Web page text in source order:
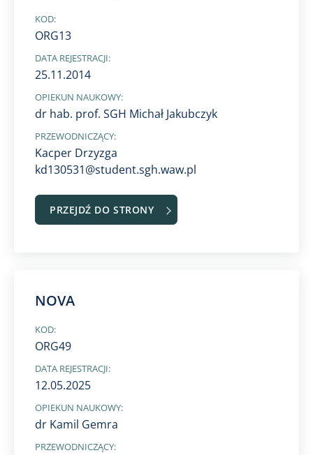
KOD:
ORG13
DATA REJESTRACJI:
25.11.2014
OPIEKUN NAUKOWY:
dr hab. prof. SGH Michał Jakubczyk
PRZEWODNICZĄCY:
Kacper Drzyzga
kd130531@student.sgh.waw.pl
PRZEJDŹ DO STRONY
NOVA
KOD:
ORG49
DATA REJESTRACJI:
12.05.2025
OPIEKUN NAUKOWY:
dr Kamil Gemra
PRZEWODNICZĄCY: